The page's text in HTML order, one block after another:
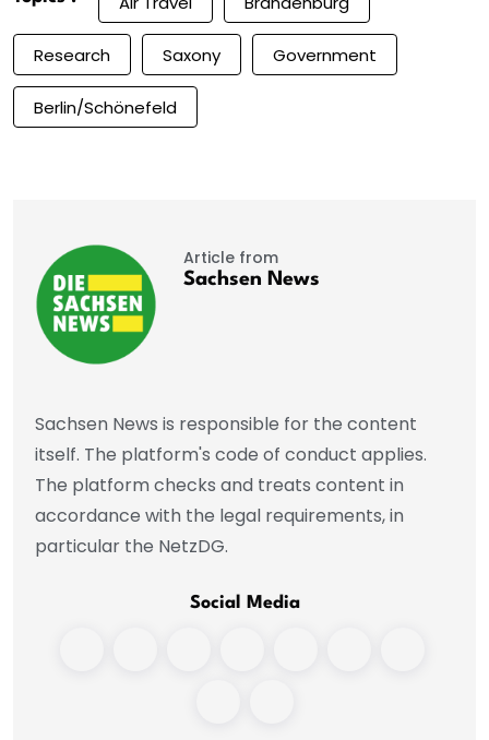
Research Saxony Government
Berlin/Schönefeld
Article from
Sachsen News
Sachsen News is responsible for the content
itself. The platform's code of conduct applies.
The platform checks and treats content in
accordance with the legal requirements, in
particular the NetzDG.
Social Media